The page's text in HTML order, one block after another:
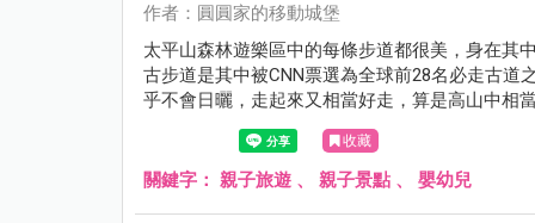
作者：圓圓家的移動城堡
太平山森林遊樂區中的每條步道都很美，身在其
古步道是其中被CNN票選為全球前28名必走古
乎不會日曬，走起來又相當好走，算是高山中相
被摧毀，目前僅修復到前900公尺開放通行，雖
收藏
關鍵字： 親子旅遊 、 親子景點 、 嬰幼兒